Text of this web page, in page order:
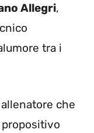
Allegri,
tra i
che